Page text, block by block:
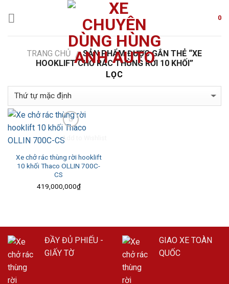
0
TRANG CHỦ / SẢN PHẨM ĐƯỢC GẮN THẺ “XE
HOOKLIFT CHỞ RÁC THÙNG RỜI 10 KHỐI”
LỌC
Add to Wishlist
Xe chở rác thùng rời hooklift
10 khối Thaco OLLIN 700C-
CS
419,000,000₫
ĐẦY ĐỦ PHIẾU -
GIẤY TỜ
GIAO XE TOÀN
QUỐC